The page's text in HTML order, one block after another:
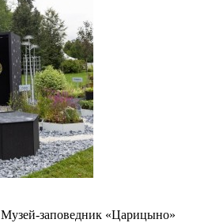
Музей-заповедник «Царицыно»